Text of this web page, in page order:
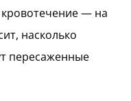
— на
насколько
пересаженные